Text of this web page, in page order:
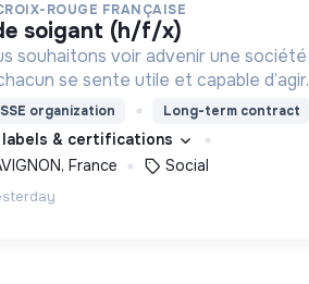
ROUGE FRANÇAISE
soigant (h/f/x)
souhaitons voir advenir une société
se sente utile et capable d’agir.
cela, nous proposons des moyens et
lieux d’engagement innovants et
à tous.
SSE organization Long-term contract
labels & certifications
France
Social